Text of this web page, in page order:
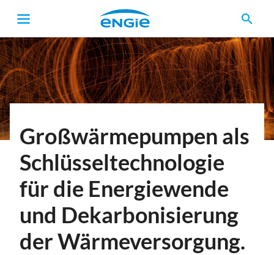
search
Großwärmepumpen als
Schlüsseltechnologie
für die Energiewende
und Dekarbonisierung
der Wärmeversorgung.